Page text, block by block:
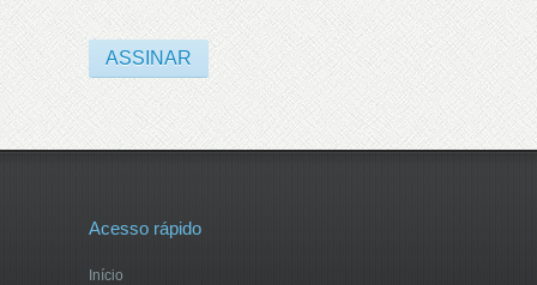
Acesso rápido
Início